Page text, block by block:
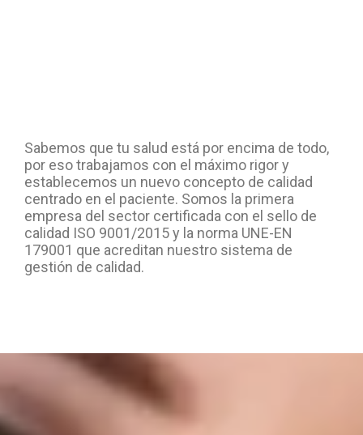
Sabemos que tu salud está por encima de todo,
por eso trabajamos con el máximo rigor y
establecemos un nuevo concepto de calidad
centrado en el paciente. Somos la primera
empresa del sector certificada con el sello de
calidad ISO 9001/2015 y la norma UNE-EN
179001 que acreditan nuestro sistema de
gestión de calidad.